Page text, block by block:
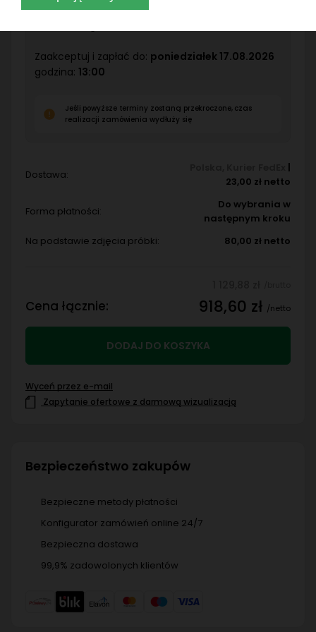
Złóż zamówienie i dodaj pliki do::
Zaakceptuj i zapłać do: poniedziałek 17.08.2026
godzina: 13:00
Jeśli powyższe terminy zostaną przekroczone, czas
realizacji zamówienia wydłuży się
Dostawa:
|
23,00 zł netto
Forma płatności:
Do wybrania w
następnym kroku
Na podstawie zdjęcia próbki:
80,00 zł netto
Cena łącznie: 918,60 zł /netto
DODAJ DO KOSZYKA
Wyceń przez e-mail
Zapytanie ofertowe z darmową wizualizacją
Bezpieczeństwo zakupów
Bezpieczne metody płatności
Konfigurator zamówień online 24/7
Bezpieczna dostawa
99,9% zadowolonych klientów